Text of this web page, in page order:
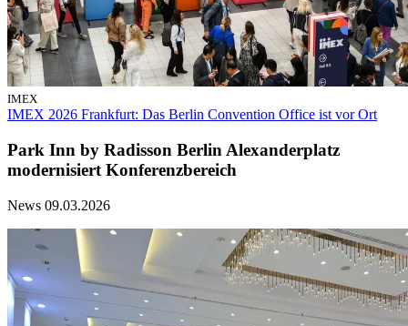
IMEX
IMEX 2026 Frankfurt: Das Berlin Convention Office ist vor Ort
Park Inn by Radisson Berlin Alexanderplatz
modernisiert Konferenzbereich
News 09.03.2026